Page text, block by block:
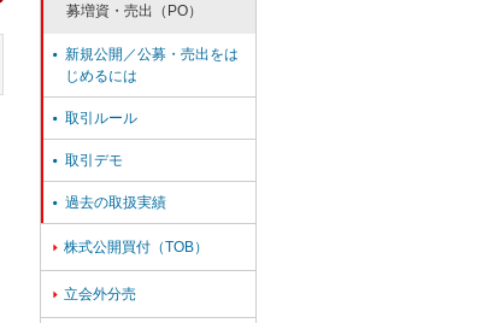
募増資・売出（PO）
 新規公開／公募・売出をは
じめるには
 取引ルール
 取引デモ
 過去の取扱実績
 株式公開買付（TOB）
 立会外分売